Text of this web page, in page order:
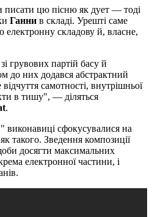
писати цю пісню як дует — тоді
Ганни в складі. Урешті саме
складову й, власне,
грувових партій басу й
до них додався абстрактний
самотності, внутрішньої
в тишу", — діляться
.
сфокусувалися на
такого. Зведення композиції
досягти максимальних
електронної частини, і